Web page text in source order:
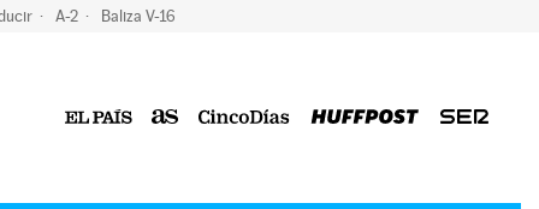
A-2 Baliza V-16